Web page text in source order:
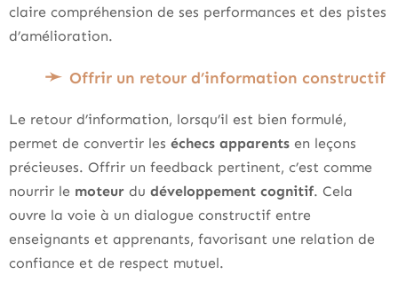
claire compréhension de ses performances et des pistes
d’amélioration.
Offrir un retour d’information constructif
Le retour d’information, lorsqu’il est bien formulé,
permet de convertir les échecs apparents en leçons
précieuses. Offrir un feedback pertinent, c’est comme
nourrir le moteur du développement cognitif. Cela
ouvre la voie à un dialogue constructif entre
enseignants et apprenants, favorisant une relation de
confiance et de respect mutuel.